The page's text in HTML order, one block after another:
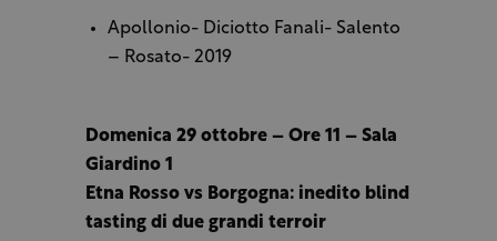
Apollonio- Diciotto Fanali- Salento
– Rosato- 2019
Domenica 29 ottobre – Ore 11 – Sala
Giardino 1
Etna Rosso vs Borgogna: inedito blind
tasting di due grandi terroir